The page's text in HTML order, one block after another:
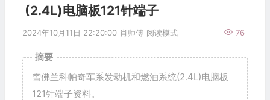
(2.4L)电脑板121针端子
2024年10月11日 22:20:00 肖师傅 76
阅读模式
摘要
雪佛兰科帕奇车系发动机和燃油系统(2.4L)电脑板
121针端子资料。